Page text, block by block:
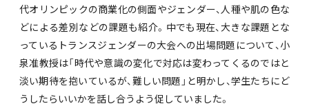
代オリンピックの商業化の側面やジェンダー、人種や肌の色な
どによる差別などの課題も紹介。中でも現在、大きな課題とな
っているトランスジェンダーの大会への出場問題について、小
泉准教授は「時代や意識の変化で対応は変わってくるのではと
淡い期待を抱いているが、難しい問題」と明かし、学生たちにど
うしたらいいかを話し合うよう促していました。